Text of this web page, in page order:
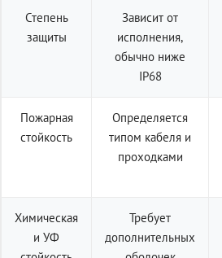
Степень
защиты
Зависит от
исполнения,
обычно ниже
IP68
Пожарная
стойкость
Определяется
типом кабеля и
проходками
Химическая
и УФ
Требует
дополнительных